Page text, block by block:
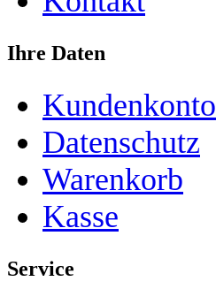
Ihre Daten
Kundenkonto
Datenschutz
Warenkorb
Kasse
Service